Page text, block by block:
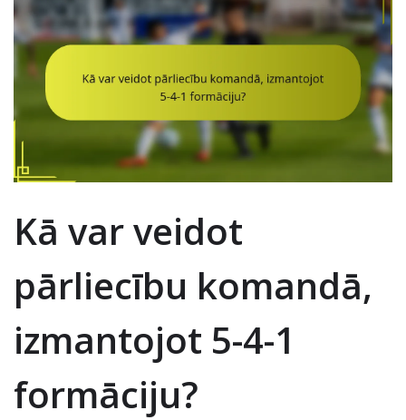
Kā var veidot
pārliecību komandā,
izmantojot 5-4-1
formāciju?